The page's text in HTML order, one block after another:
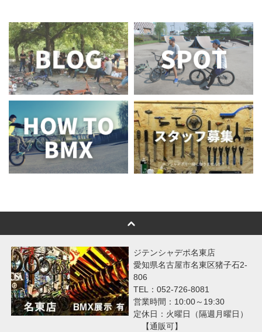
ジテンシャデポ名東店
愛知県名古屋市名東区猪子石2-
806
TEL：052-726-8081
営業時間：10:00～19:30
定休日：火曜日（隔週月曜日）
【通販可】